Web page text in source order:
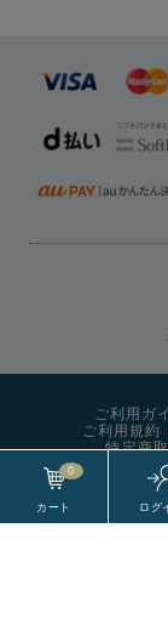
0
ご利用ガ
ご利用規約
特定商
World